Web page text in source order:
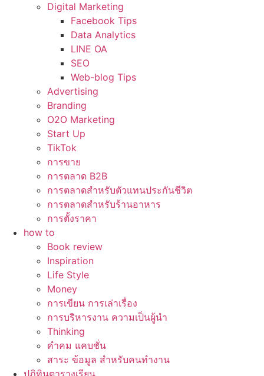
Digital Marketing
Facebook Tips
Data Analytics
LINE OA
SEO
Web-blog Tips
Advertising
Branding
O2O Marketing
Start Up
TikTok
การขาย
การตลาด B2B
การตลาดสำหรับตัวแทนประกันชีวิต
การตลาดสำหรับร้านอาหาร
การตั้งราคา
how to
Book review
Inspiration
Life Style
Money
การเขียน การเล่าเรื่อง
การบริหารงาน ความเป็นผู้นำ
Thinking
คำคม แคบชั่น
สาระ ข้อมูล สำหรับคนทำงาน
ปฏิทินตารางเรียน